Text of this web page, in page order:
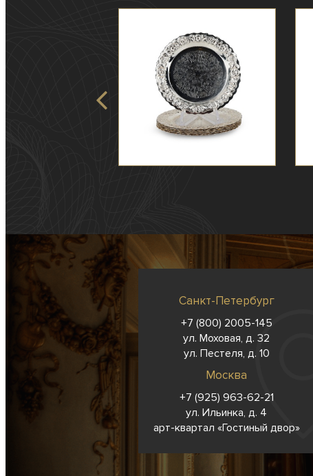
Санкт-Петербург
+7 (800) 2005-145
ул. Моховая, д. 32
ул. Пестеля, д. 10
Москва
+7 (925) 963-62-21
ул. Ильинка, д. 4
арт-квартал «Гостиный двор»